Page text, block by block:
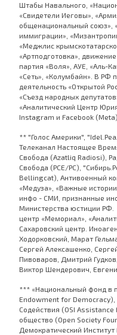
Штабы Навального,
«Свидетели Иеговы»,
общенациональный союз»,
иммиграции»,
«Меджлис
«Артподготовка»,
партия «Воля», АУЕ, «Аль-
«Сеть», «Колумбайн». В РФ
деятельность «Открытой
«Съезд народных
«Аналитический Центр
Instagram и Facebook
** "Голос Америки",
Телеканал Настоящее
Свобода (Azatliq Radiosi),
Свобода (PCE/PC),
Bellingcat), Антивоенный
«Медуза», «Важные
инфо - СМИ, признанные
Министерства юстиции
центр «Мемориал»,
Сахаровский центр.
Ходорковский, Марат
Сергей Алексашенко,
Пивоваров, Дмитрий
Виктор Шендерович,
*** «Национальный фонд в
Endowment for
Содействия (OSI
общество (Open Society
Демократический